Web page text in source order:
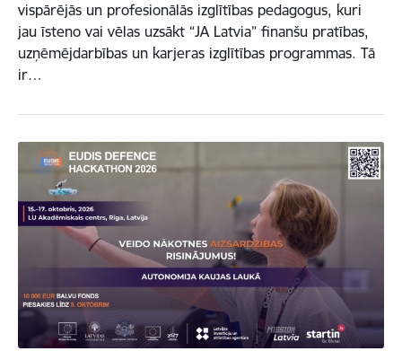
vispārējās un profesionālās izglītības pedagogus, kuri
jau īsteno vai vēlas uzsākt “JA Latvia” finanšu pratības,
uzņēmējdarbības un karjeras izglītības programmas. Tā
ir…